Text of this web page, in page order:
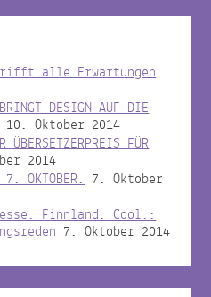
alle Erwartungen
DESIGN AUF DIE
10. Oktober 2014
ÜBERSETZERPREIS FÜR
2014
7. OKTOBER. 7. Oktober
Finnland. Cool.:
7. Oktober 2014